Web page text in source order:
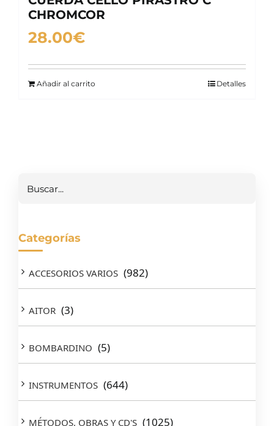
CHROMCOR
28.00€
Añadir al carrito Detalles
Categorías
ACCESORIOS VARIOS (982)
AITOR (3)
BOMBARDINO (5)
INSTRUMENTOS (644)
MÉTODOS, OBRAS Y CD'S (1025)